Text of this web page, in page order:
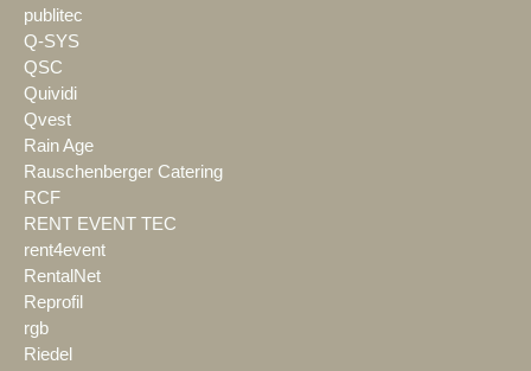
publitec
Q-SYS
QSC
Quividi
Qvest
Rain Age
Rauschenberger Catering
RCF
RENT EVENT TEC
rent4event
RentalNet
Reprofil
rgb
Riedel